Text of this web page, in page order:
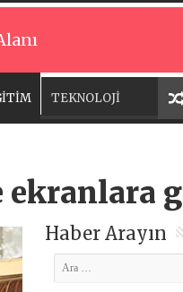
TEKNOLOJİ
ekranlara
Haber Arayın